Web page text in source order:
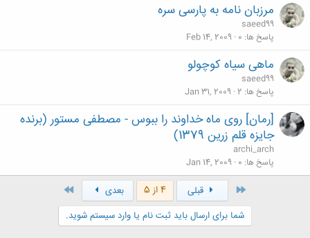
مرزبان نامه به پارسی سره
saeed99
پاسخ ها 0
Feb 14, 2009
ماهی سیاه کوچولو
saeed99
پاسخ ها 2
Jan 31, 2009
[رمان] روی ماه خداوند را ببوس - مصطفی مستور (برنده
جایزه قلم زرین 1379)
archi_arch
پاسخ ها 0
Jan 14, 2009
قبلی 4 از 5 بعدی
شما برای ارسال باید ثبت نام یا وارد سیستم شوید.